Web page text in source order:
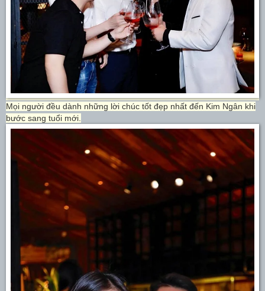
Mọi người đều dành những lời chúc tốt đẹp nhất đến Kim Ngân khi
bước sang tuổi mới.